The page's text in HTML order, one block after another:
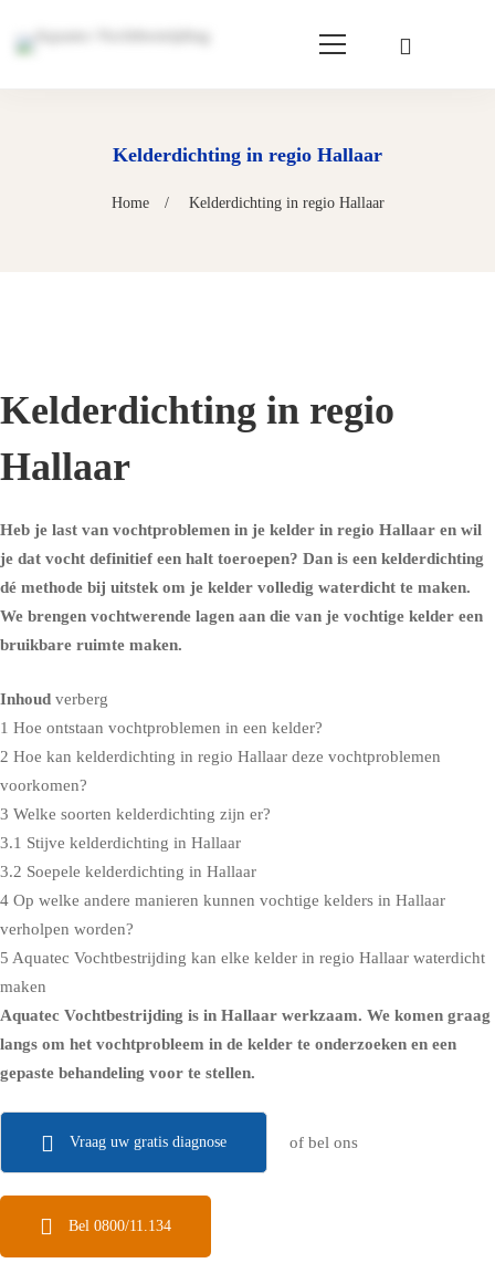
Kelderdichting in regio Hallaar
Home Kelderdichting in regio Hallaar
Kelderdichting in regio
Hallaar
Heb je last van vochtproblemen in je kelder in regio Hallaar en wil
je dat vocht definitief een halt toeroepen? Dan is een kelderdichting
dé methode bij uitstek om je kelder volledig waterdicht te maken.
We brengen vochtwerende lagen aan die van je vochtige kelder een
bruikbare ruimte maken.
Inhoud verberg
1 Hoe ontstaan vochtproblemen in een kelder?
2 Hoe kan kelderdichting in regio Hallaar deze vochtproblemen
voorkomen?
3 Welke soorten kelderdichting zijn er?
3.1 Stijve kelderdichting in Hallaar
3.2 Soepele kelderdichting in Hallaar
4 Op welke andere manieren kunnen vochtige kelders in Hallaar
verholpen worden?
5 Aquatec Vochtbestrijding kan elke kelder in regio Hallaar waterdicht
maken
Aquatec Vochtbestrijding is in Hallaar werkzaam. We komen graag
langs om het vochtprobleem in de kelder te onderzoeken en een
gepaste behandeling voor te stellen.
Vraag uw gratis diagnose of bel ons
Bel 0800/11.134